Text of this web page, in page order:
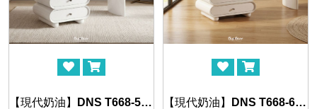
【現代奶油】DNS T668-5 妝檯 60cm 【現代奶油】DNS T668-6 妝檯 100cm